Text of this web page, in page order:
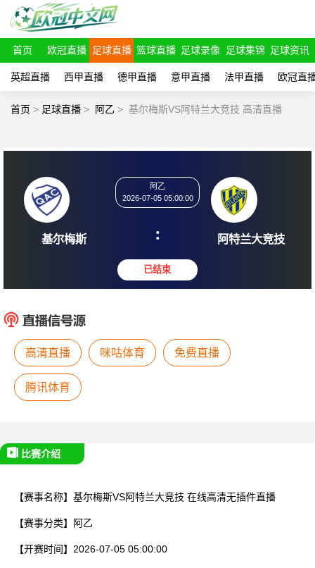
首页 欧冠直播 足球直播 篮球直播 足球录像 足球集锦 足球资讯
英超直播 西甲直播 德甲直播 意甲直播 法甲直播 欧冠直
首页 > 足球直播 > 阿乙 > 基尔梅斯VS阿特兰大竞技 高清直播
基尔梅斯
2026-07-05 05:00:00
: 阿特兰
高清直播 咪咕体育 免费直播
腾讯体育
比赛介绍
【赛事名称】 基尔梅斯VS阿特兰大竞技 在线高清无插件直播
【赛事分类】 阿乙
【开赛时间】 2026-07-05 05:00:00